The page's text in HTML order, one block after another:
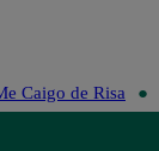
Caigo de Risa